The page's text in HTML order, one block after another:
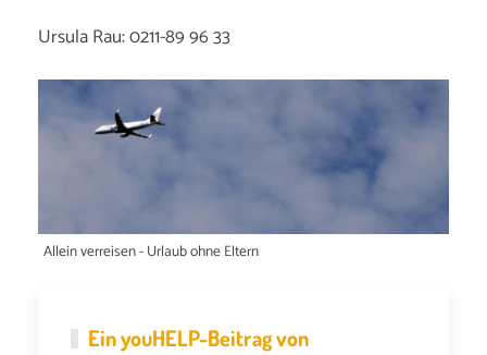
Ursula Rau: 0211-89 96 33
Allein verreisen - Urlaub ohne Eltern
EinyouHELP-Beitrag von